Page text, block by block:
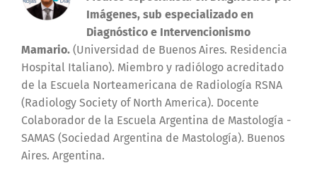
Imágenes, sub especializado en
Diagnóstico e Intervencionismo
Mamario. (Universidad de Buenos Aires. Residencia
Hospital Italiano). Miembro y radiólogo acreditado
de la Escuela Norteamericana de Radiología RSNA
(Radiology Society of North America). Docente
Colaborador de la Escuela Argentina de Mastología -
SAMAS (Sociedad Argentina de Mastología). Buenos
Aires. Argentina.